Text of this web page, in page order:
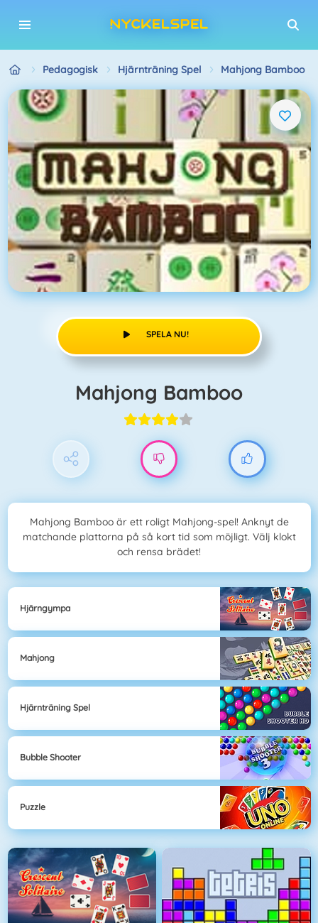
Pedagogisk Hjärnträning Spel Mahjong Bamboo
SPELA NU!
Mahjong Bamboo
Mahjong Bamboo är ett roligt Mahjong-spel! Anknyt de
matchande plattorna på så kort tid som möjligt. Välj klokt
och rensa brädet!
Hjärngympa
Mahjong
Hjärnträning Spel
Bubble Shooter
Puzzle